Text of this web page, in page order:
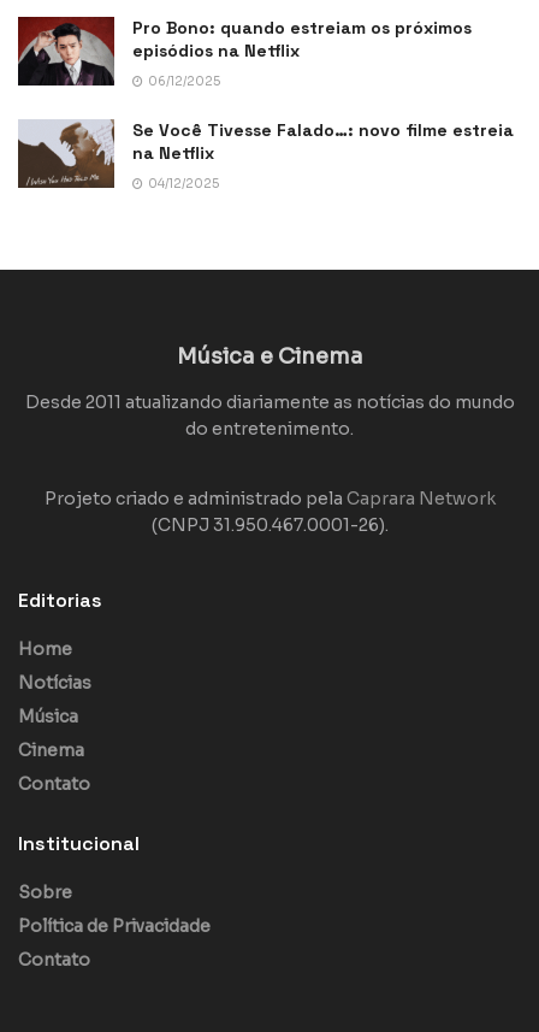
Pro Bono: quando estreiam os próximos
episódios na Netflix
06/12/2025
Se Você Tivesse Falado…: novo filme estreia
na Netflix
04/12/2025
Música e Cinema
Desde 2011 atualizando diariamente as notícias do mundo
do entretenimento.
Projeto criado e administrado pela Caprara Network
(CNPJ 31.950.467.0001-26).
Editorias
Home
Notícias
Música
Cinema
Contato
Institucional
Sobre
Política de Privacidade
Contato